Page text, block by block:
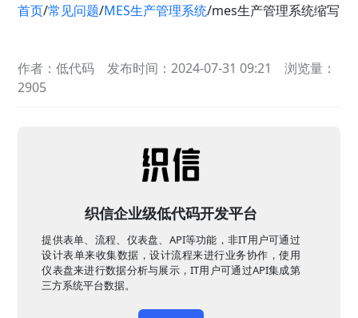
首页/常见问题/MES生产管理系统/mes生产管理系统缩写
作者：低代码 发布时间：2024-07-31 09:21
浏览量：
2905
织信企业级低代码开发平台
提供表单、流程、仪表盘、API等功能，非IT用户可通过
设计表单来收集数据，设计流程来进行业务协作，使用
仪表盘来进行数据分析与展示，IT用户可通过API集成第
三方系统平台数据。